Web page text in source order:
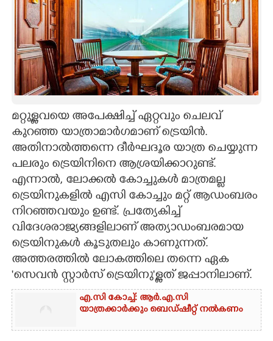
INFO+
ART
ASTRO
CARTOONS
LITERATURE
ZOOM
CONTACT US
മറ്റുള്ളവയെ അപേക്ഷിച്ച് ഏറ്റവും ചെലവ്
കുറഞ്ഞ യാത്രാമാർഗമാണ് ട്രെയിൻ.
അതിനാൽത്തന്നെ ദീർഘദൂര യാത്ര ചെയ്യുന്ന
പലരും ട്രെയിനിനെ ആശ്രയിക്കാറുണ്ട്.
എന്നാൽ, ലോക്കൽ കോച്ചുകൾ മാത്രമല്ല
ട്രെയിനുകളിൽ എസി കോച്ചും മറ്റ് ആഡംബരം
നിറഞ്ഞവയും ഉണ്ട്. പ്രത്യേകിച്ച്
വിദേശരാജ്യങ്ങളിലാണ് അത്യാഡംബരമായ
ട്രെയിനുകൾ കൂടുതലും കാണുന്നത്.
അത്തരത്തിൽ ലോകത്തിലെ തന്നെ ഏക
'സെവൻ സ്റ്റാർസ് ട്രെയിനു'ള്ളത് ജപ്പാനിലാണ്.
എ.സി കോച്ച്: ആർ.എ.സി
യാത്രക്കാർക്കും ബെഡ്ഷീറ്റ് നൽകണം